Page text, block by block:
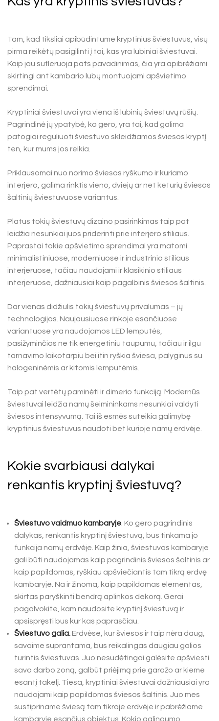
Tam, kad tiksliai apibūdintume kryptinius šviestuvus, visų
pirma reikėtų pasigilinti į tai, kas yra lubiniai šviestuvai.
Kaip jau sufleruoja pats pavadinimas, čia yra apibrėžiami
skirtingi ant kambario lubų montuojami apšvietimo
sprendimai.
Kryptiniai šviestuvai yra viena iš lubinių šviestuvų rūšių.
Pagrindinė jų ypatybė, ko gero, yra tai, kad galima
patogiai reguliuoti šviestuvo skleidžiamos šviesos kryptį
ten, kur mums jos reikia.
Priklausomai nuo norimo šviesos ryškumo ir kuriamo
interjero, galima rinktis vieno, dviejų ar net keturių šviesos
šaltinių šviestuvuose variantus.
Platus tokių šviestuvų dizaino pasirinkimas taip pat
leidžia nesunkiai juos priderinti prie interjero stiliaus.
Paprastai tokie apšvietimo sprendimai yra matomi
minimalistiniuose, moderniuose ir industrinio stiliaus
interjeruose, tačiau naudojami ir klasikinio stiliaus
interjeruose, dažniausiai kaip pagalbinis šviesos šaltinis.
Dar vienas didžiulis tokių šviestuvų privalumas – jų
technologijos. Naujausiuose rinkoje esančiuose
variantuose yra naudojamos LED lemputės,
pasižyminčios ne tik energetiniu taupumu, tačiau ir ilgu
tarnavimo laikotarpiu bei itin ryškia šviesa, palyginus su
halogeninėmis ar kitomis lemputėmis.
Taip pat vertėtų paminėti ir dimerio funkciją. Modernūs
šviestuvai leidžia namų šeimininkams nesunkiai valdyti
šviesos intensyvumą. Tai iš esmės suteikia galimybę
kryptinius šviestuvus naudoti bet kurioje namų erdvėje.
Kokie svarbiausi dalykai
renkantis kryptinį šviestuvą?
Šviestuvo vaidmuo kambaryje . Ko gero pagrindinis
dalykas, renkantis kryptinį šviestuvą, bus tinkama jo
funkcija namų erdvėje. Kaip žinia, šviestuvas kambaryje
gali būti naudojamas kaip pagrindinis šviesos šaltinis ar
kaip papildomas, ryškiau apšviečiantis tam tikrą erdvę
kambaryje. Na ir žinoma, kaip papildomas elementas,
skirtas paryškinti bendrą aplinkos dekorą. Gerai
pagalvokite, kam naudosite kryptinį šviestuvą ir
apsispręsti bus kur kas paprasčiau.
Šviestuvo galia.Erdvėse, kur šviesos ir taip nėra daug,
savaime suprantama, bus reikalingas daugiau galios
turintis šviestuvas. Juo nesudėtingai galėsite apšviesti
savo darbo zoną, galbūt priėjimą prie garažo ar kieme
esantį takelį. Tiesa, kryptiniai šviestuvai dažniausiai yra
naudojami kaip papildomas šviesos šaltinis. Juo mes
sustipriname šviesą tam tikroje erdvėje ir pabrėžiame
kambaryje esančius objektus. Kokio galingumo